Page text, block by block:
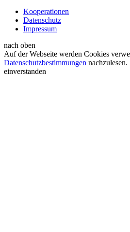
Kooperationen
Datenschutz
Impressum
nach oben
Auf der Webseite werden Cookies
Datenschutzbestimmungen nachzulesen.
einverstanden